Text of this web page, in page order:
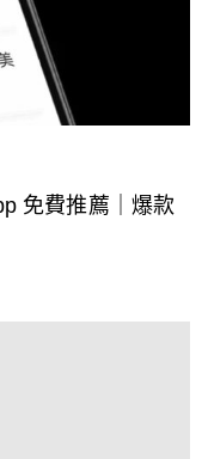
免費推薦｜爆款